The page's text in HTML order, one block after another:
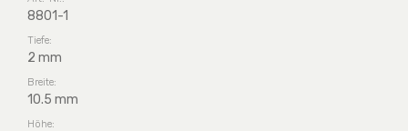
8801-1
Tiefe:
2 mm
Breite:
10.5 mm
Höhe: